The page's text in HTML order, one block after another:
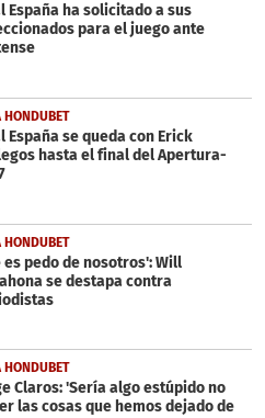
España ha solicitado a sus
para el juego ante
HONDUBET
España se queda con Erick
hasta el final del Apertura-
HONDUBET
es pedo de nosotros': Will
se destapa contra
HONDUBET
Claros: 'Sería algo estúpido no
las cosas que hemos dejado de